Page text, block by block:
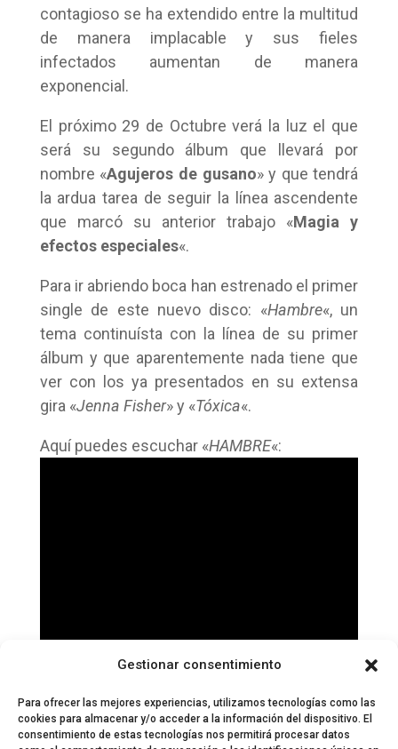
Gestionar consentimiento
Para ofrecer las mejores experiencias, utilizamos tecnologías como las
cookies para almacenar y/o acceder a la información del dispositivo. El
consentimiento de estas tecnologías nos permitirá procesar datos
contagioso se ha extendido entre la multitud
de manera implacable y sus fieles
infectados aumentan de manera
exponencial.
El próximo 29 de Octubre verá la luz el que
será su segundo álbum que llevará por
nombre «Agujeros de gusano» y que tendrá
la ardua tarea de seguir la línea ascendente
que marcó su anterior trabajo «Magia y
efectos especiales«.
Para ir abriendo boca han estrenado el primer
single de este nuevo disco: «Hambre«, un
tema continuísta con la línea de su primer
álbum y que aparentemente nada tiene que
ver con los ya presentados en su extensa
gira «Jenna Fisher» y «Tóxica«.
Aquí puedes escuchar «HAMBRE«: